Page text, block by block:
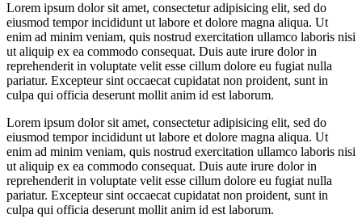
Lorem ipsum dolor sit amet, consectetur adipisicing elit, sed do
eiusmod tempor incididunt ut labore et dolore magna aliqua. Ut
enim ad minim veniam, quis nostrud exercitation ullamco laboris nisi
ut aliquip ex ea commodo consequat. Duis aute irure dolor in
reprehenderit in voluptate velit esse cillum dolore eu fugiat nulla
pariatur. Excepteur sint occaecat cupidatat non proident, sunt in
culpa qui officia deserunt mollit anim id est laborum.
Lorem ipsum dolor sit amet, consectetur adipisicing elit, sed do
eiusmod tempor incididunt ut labore et dolore magna aliqua. Ut
enim ad minim veniam, quis nostrud exercitation ullamco laboris nisi
ut aliquip ex ea commodo consequat. Duis aute irure dolor in
reprehenderit in voluptate velit esse cillum dolore eu fugiat nulla
pariatur. Excepteur sint occaecat cupidatat non proident, sunt in
culpa qui officia deserunt mollit anim id est laborum.